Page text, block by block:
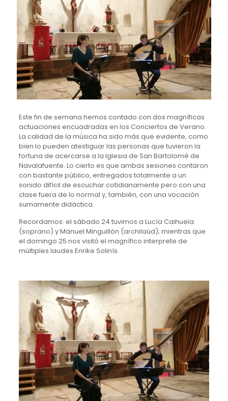
Este fin de semana hemos contado con dos magníficas
actuaciones encuadradas en los Conciertos de Verano.
La calidad de la música ha sido más que evidente, como
bien lo pueden atestiguar las personas que tuvieron la
fortuna de acercarse a la Iglesia de San Bartolomé de
Navalafuente. Lo cierto es que ambas sesiones contaron
con bastante público, entregados totalmente a un
sonido difícil de escuchar cotidianamente pero con una
clase fuera de lo normal y, también, con una vocación
sumamente didáctica.
Recordamos: el sábado 24 tuvimos a Lucía Caihuela
(soprano) y Manuel Minguillón (archilaúd); mientras que
el domingo 25 nos visitó el magnífico interprete de
múltiples laudes Enrike Solinís.